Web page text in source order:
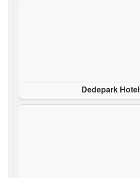
Dedepark Hotel